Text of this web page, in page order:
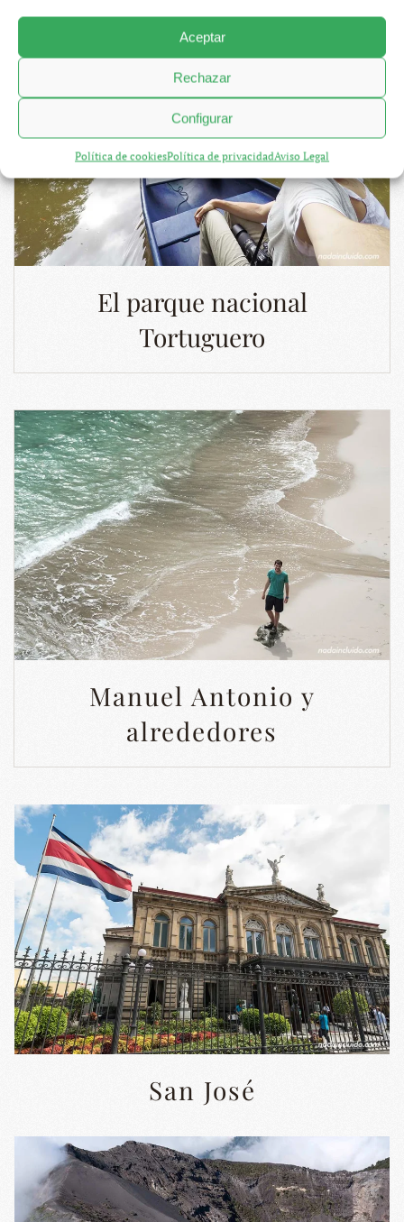
Aceptar
Rechazar
Configurar
Política de cookiesPolítica de privacidadAviso Legal
El parque nacional
Tortuguero
Manuel Antonio y
alrededores
San José